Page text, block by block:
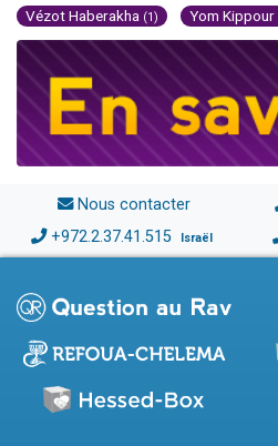
Vézot Haberakha (1) Yom Kippour
Nous contacter
+972.2.37.41.515 Israël